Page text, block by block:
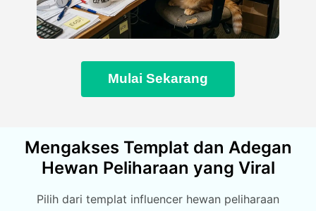
Mulai Sekarang
Mengakses Templat dan Adegan
Hewan Peliharaan yang Viral
Pilih dari templat influencer hewan peliharaan